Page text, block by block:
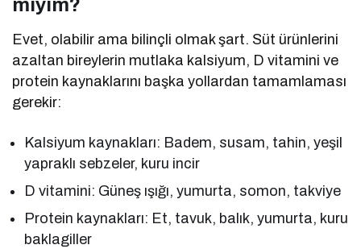
miyim?
Evet, olabilir ama bilinçli olmak şart. Süt ürünlerini
azaltan bireylerin mutlaka kalsiyum, D vitamini ve
protein kaynaklarını başka yollardan tamamlaması
gerekir:
Kalsiyum kaynakları: Badem, susam, tahin, yeşil
yapraklı sebzeler, kuru incir
D vitamini: Güneş ışığı, yumurta, somon, takviye
Protein kaynakları: Et, tavuk, balık, yumurta, kuru
baklagiller